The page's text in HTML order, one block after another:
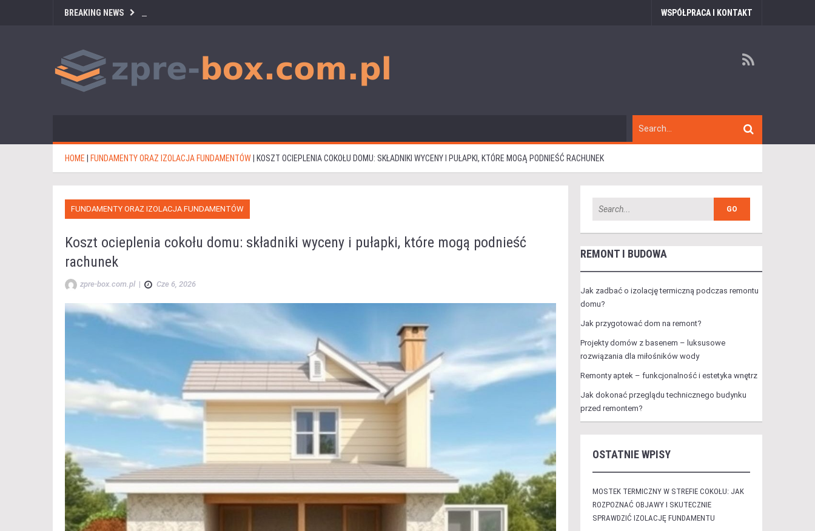
BREAKING NEWS WSPÓŁPRACA I KONTAKT
HOME FUNDAMENTY ORAZ IZOLACJA FUNDAMENTÓW KOSZT OCIEPLENIA COKOŁU DOMU: SKŁADNIKI WYCENY I PUŁAPKI, KTÓRE MOGĄ PODNIEŚĆ RACHUNEK
FUNDAMENTY ORAZ IZOLACJA FUNDAMENTÓW
Koszt ocieplenia cokołu domu: składniki wyceny i pułapki, które mogą podnieść
rachunek
zpre-box.com.pl | Cze 6, 2026
REMONT I BUDOWA
Jak zadbać o izolację termiczną podczas remontu
domu?
Jak przygotować dom na remont?
Projekty domów z basenem – luksusowe
rozwiązania dla miłośników wody
Remonty aptek – funkcjonalność i estetyka wnętrz
Jak dokonać przeglądu technicznego budynku
przed remontem?
OSTATNIE WPISY
MOSTEK TERMICZNY W STREFIE COKOŁU: JAK
ROZPOZNAĆ OBJAWY I SKUTECZNIE
SPRAWDZIĆ IZOLACJĘ FUNDAMENTU